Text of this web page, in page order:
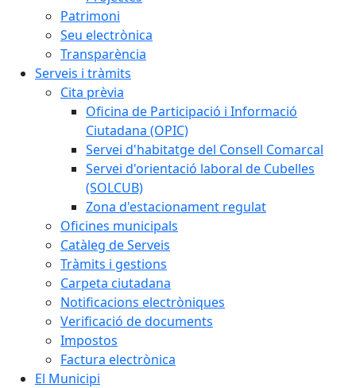
Patrimoni
Seu electrònica
Transparència
Serveis i tràmits
Cita prèvia
Oficina de Participació i Informació
Ciutadana (OPIC)
Servei d'habitatge del Consell Comarcal
Servei d'orientació laboral de Cubelles
(SOLCUB)
Zona d'estacionament regulat
Oficines municipals
Catàleg de Serveis
Tràmits i gestions
Carpeta ciutadana
Notificacions electròniques
Verificació de documents
Impostos
Factura electrònica
El Municipi